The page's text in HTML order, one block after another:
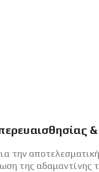
την
της αδαμαντίνης